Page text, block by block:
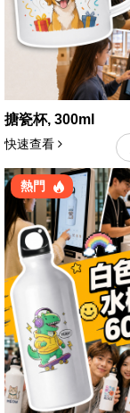
搪瓷杯, 300ml
快速查看
熱門